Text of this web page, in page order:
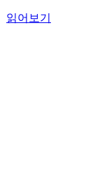
읽어보기